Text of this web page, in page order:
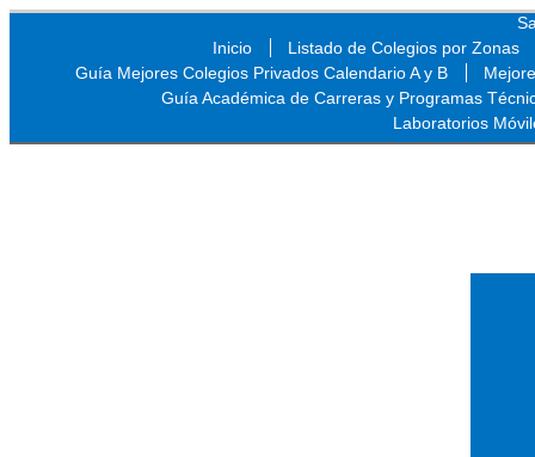
Inicio
Listado de Colegios por Zonas
Guía Mejores Colegios Privados Calendario A y B
Guía Académica de Carreras y Programas
Laboratorios